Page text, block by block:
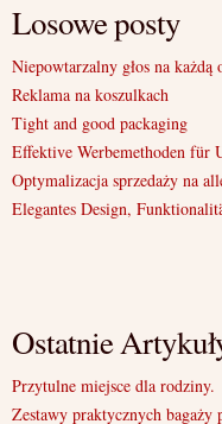
Losowe posty
Niepowtarzalny głos na każdą
Reklama na koszulkach
Tight and good packaging
Effektive Werbemethoden für
Optymalizacja sprzedaży na
Elegantes Design,
Ostatnie
Przytulne miejsce dla rodziny.
Zestawy praktycznych bagaży